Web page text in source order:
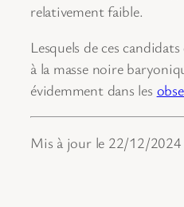
relativement faible.
Lesquels de ces
à la masse noire
évidemment dans les
Mis à jour le 22/12/